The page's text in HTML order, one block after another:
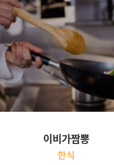
이비가짬뽕
한식